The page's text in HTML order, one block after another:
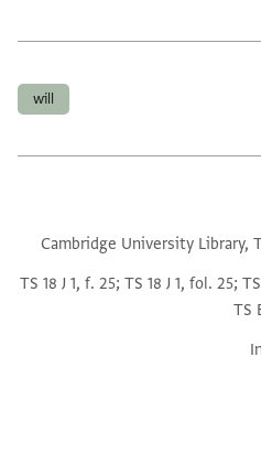
will
Cambridge University Library,
TS 18 J 1, f. 25; TS 18 J 1, fol. 25;
TS